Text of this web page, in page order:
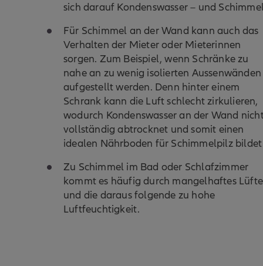
sich darauf Kondenswasser – und
Für Schimmel an der Wand kann auch das
Verhalten der Mieter oder Mieterinnen
sorgen. Zum Beispiel, wenn Schränke zu
nahe an zu wenig isolierten Aussenwänden
aufgestellt werden. Denn hinter einem
Schrank kann die Luft schlecht zirkulieren,
wodurch Kondenswasser an der Wand
vollständig abtrocknet und somit einen
idealen Nährboden für Schimmelpilz
Zu Schimmel im Bad oder Schlafzimmer
kommt es häufig durch mangelhaftes
und die daraus folgende zu hohe
Luftfeuchtigkeit.